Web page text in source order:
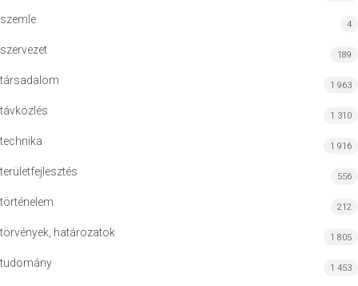
szemle 4
szervezet 189
társadalom 1 963
távközlés 1 310
technika 1 916
területfejlesztés 556
történelem 212
törvények, határozatok 1 805
tudomány 1 453